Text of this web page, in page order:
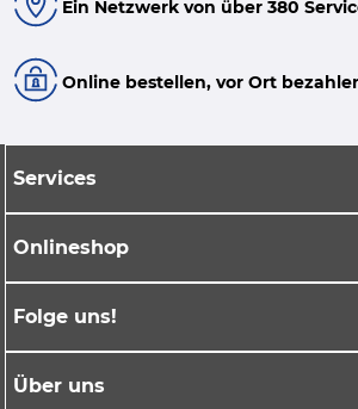
Ein Netzwerk von über 380
Online bestellen, vor Ort
Services
Onlineshop
Folge uns!
Über uns